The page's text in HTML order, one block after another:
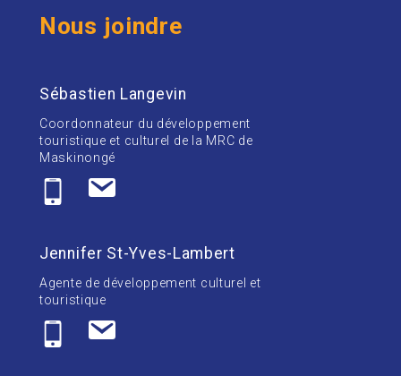
Nous joindre
Sébastien Langevin
Coordonnateur du développement
touristique et culturel de la MRC de
Maskinongé
Jennifer St-Yves-Lambert
Agente de développement culturel et
touristique